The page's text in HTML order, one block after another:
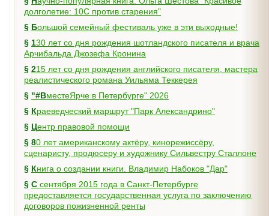
долголетие: 10C против старения"
§
Большой семейный фестиваль уже в эти выходные!
§ 130 лет со дня рождения шотландского писателя и врача
Арчибальда Джозефа Кронина
§ 215 лет со дня рождения английского писателя, мастера
реалистического романа Уильяма Теккерея
§
"#ВместеЯрче в Петербурге" 2026
§
Краеведческий маршрут "Парк Александрино"
§
Центр правовой помощи
§ 80 лет американскому актёру, кинорежиссёру,
сценаристу, продюсеру и художнику Сильвестру Сталлоне
§
Книга о создании книги. Владимир Набоков "Дар"
§ С сентября 2015 года в Санкт-Петербурге
предоставляется государственная услуга по заключению
договоров пожизненной ренты